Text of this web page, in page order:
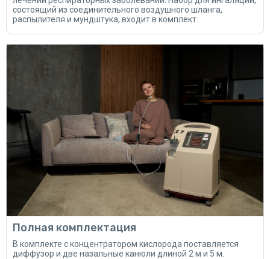
состоящий из соединительного воздушного шланга,
распылителя и мундштука, входит в комплект.
Полная комплектация
В комплекте с концентратором кислорода поставляется
диффузор и две назальные канюли длиной 2 м и 5 м.